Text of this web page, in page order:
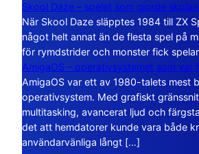
Skool Daze – spelet som gjorde
När Skool Daze släpptes 1984 till ZX
något helt annat än de flesta spel på
för rymdstrider och monster fick
AmigaOS – operativsystemet som var
AmigaOS var ett av 1980-talets mest
operativsystem. Med grafiskt
multitasking, avancerat ljud och
det att hemdatorer kunde vara både
användarvänliga långt […]